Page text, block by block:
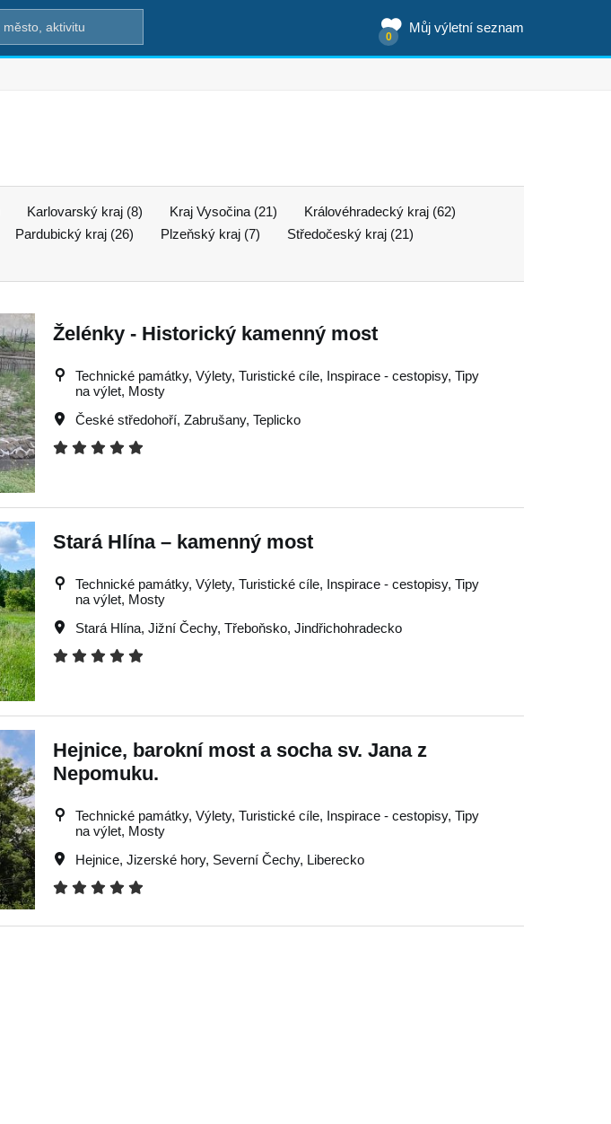
Můj výletní seznam
0
Karlovarský kraj (8) Kraj Vysočina (21)
Královéhradecký kraj (62)
Pardubický kraj (26) Plzeňský kraj (7)
Středočeský kraj (21)
Želénky - Historický kamenný most
Technické památky, Výlety, Turistické cíle, Inspirace - cestopisy, Tipy
na výlet, Mosty
České středohoří,Zabrušany,Teplicko
Stará Hlína – kamenný most
Technické památky, Výlety, Turistické cíle, Inspirace - cestopisy, Tipy
na výlet, Mosty
Stará Hlína,Jižní Čechy,Třeboňsko,Jindřichohradecko
Hejnice, barokní most a socha sv. Jana z
Nepomuku.
Technické památky, Výlety, Turistické cíle, Inspirace - cestopisy, Tipy
na výlet, Mosty
Hejnice,Jizerské hory, Severní Čechy, Liberecko